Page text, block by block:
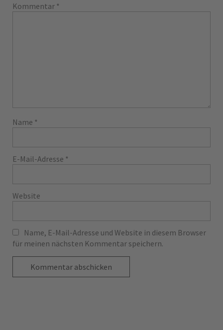
Kommentar *
Name *
E-Mail-Adresse *
Website
Name, E-Mail-Adresse und Website in diesem Browser
für meinen nächsten Kommentar speichern.